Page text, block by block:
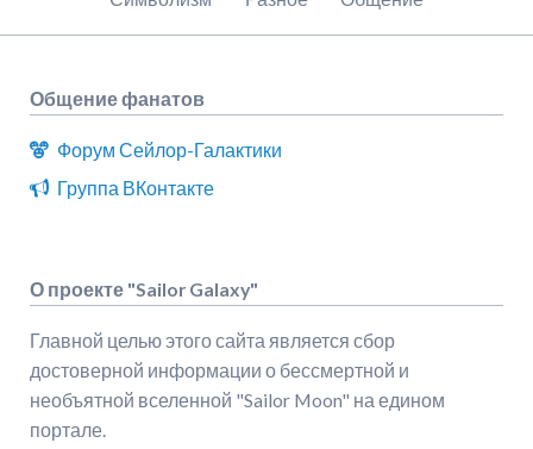
Общение фанатов
Форум Сейлор-Галактики
Группа ВКонтакте
О проекте "Sailor Galaxy"
Главной целью этого сайта является сбор
достоверной информации о бессмертной и
необъятной вселенной "Sailor Moon" на едином
портале.